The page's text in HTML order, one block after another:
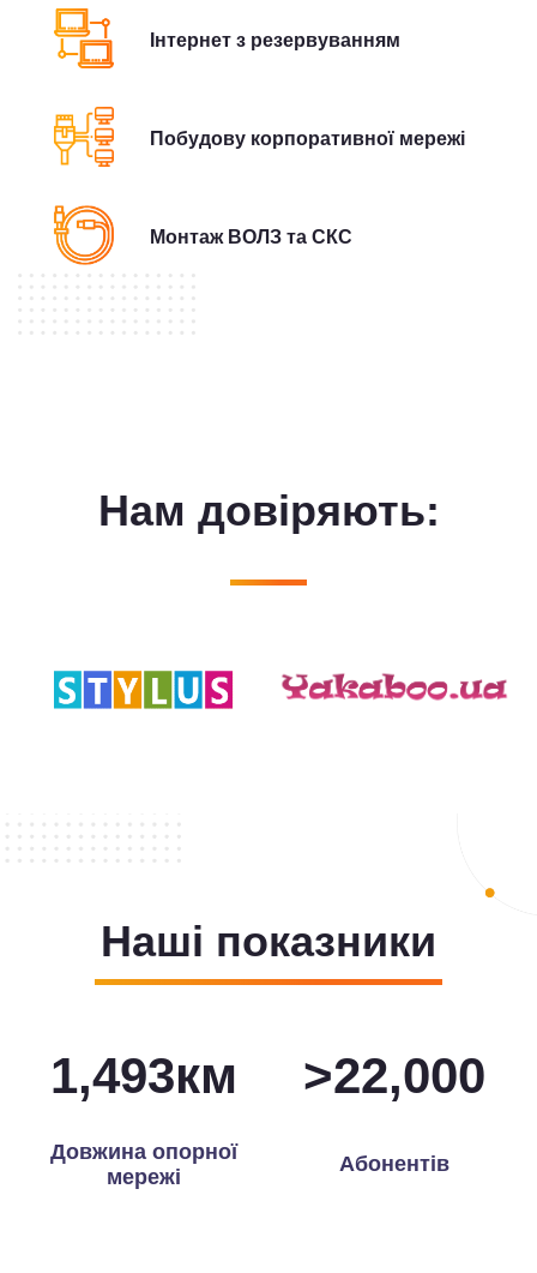
Інтернет з резервуванням
Побудову корпоративної мережі
Монтаж ВОЛЗ та СКС
Нам довiряють:
Наші показники
1,498км
Довжина опорної
мережі
>22,000
Абонентів